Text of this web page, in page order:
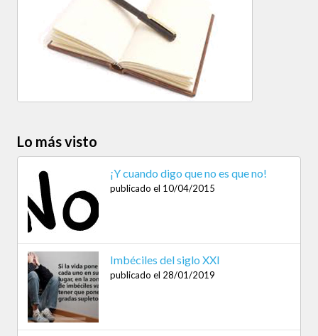
Lo más visto
¡Y cuando digo que no es que no!
publicado el 10/04/2015
Imbéciles del siglo XXI
publicado el 28/01/2019